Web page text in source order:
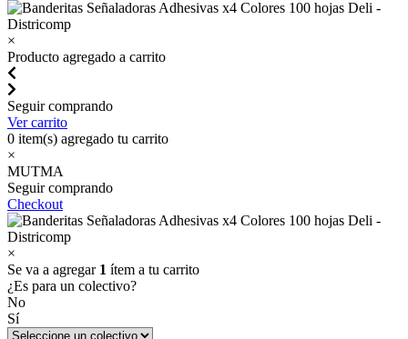
×
Producto agregado a carrito
Seguir comprando
Ver carrito
0 item(s) agregado tu carrito
×
MUTMA
Seguir comprando
Checkout
×
Se va a agregar 1 ítem a tu carrito
¿Es para un colectivo?
No
Sí